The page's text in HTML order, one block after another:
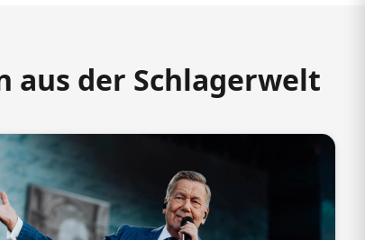
aus der Schlagerwelt